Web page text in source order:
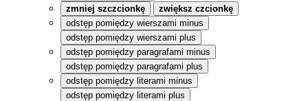
zmniej szczcionkę
zwiększ czcionkę
odstęp pomiędzy wierszami minus
odstęp pomiędzy wierszami plus
odstęp pomiędzy paragrafami minus
odstęp pomiędzy paragrafami plus
odstęp pomiędzy literami minus
odstęp pomiędzy literami plus